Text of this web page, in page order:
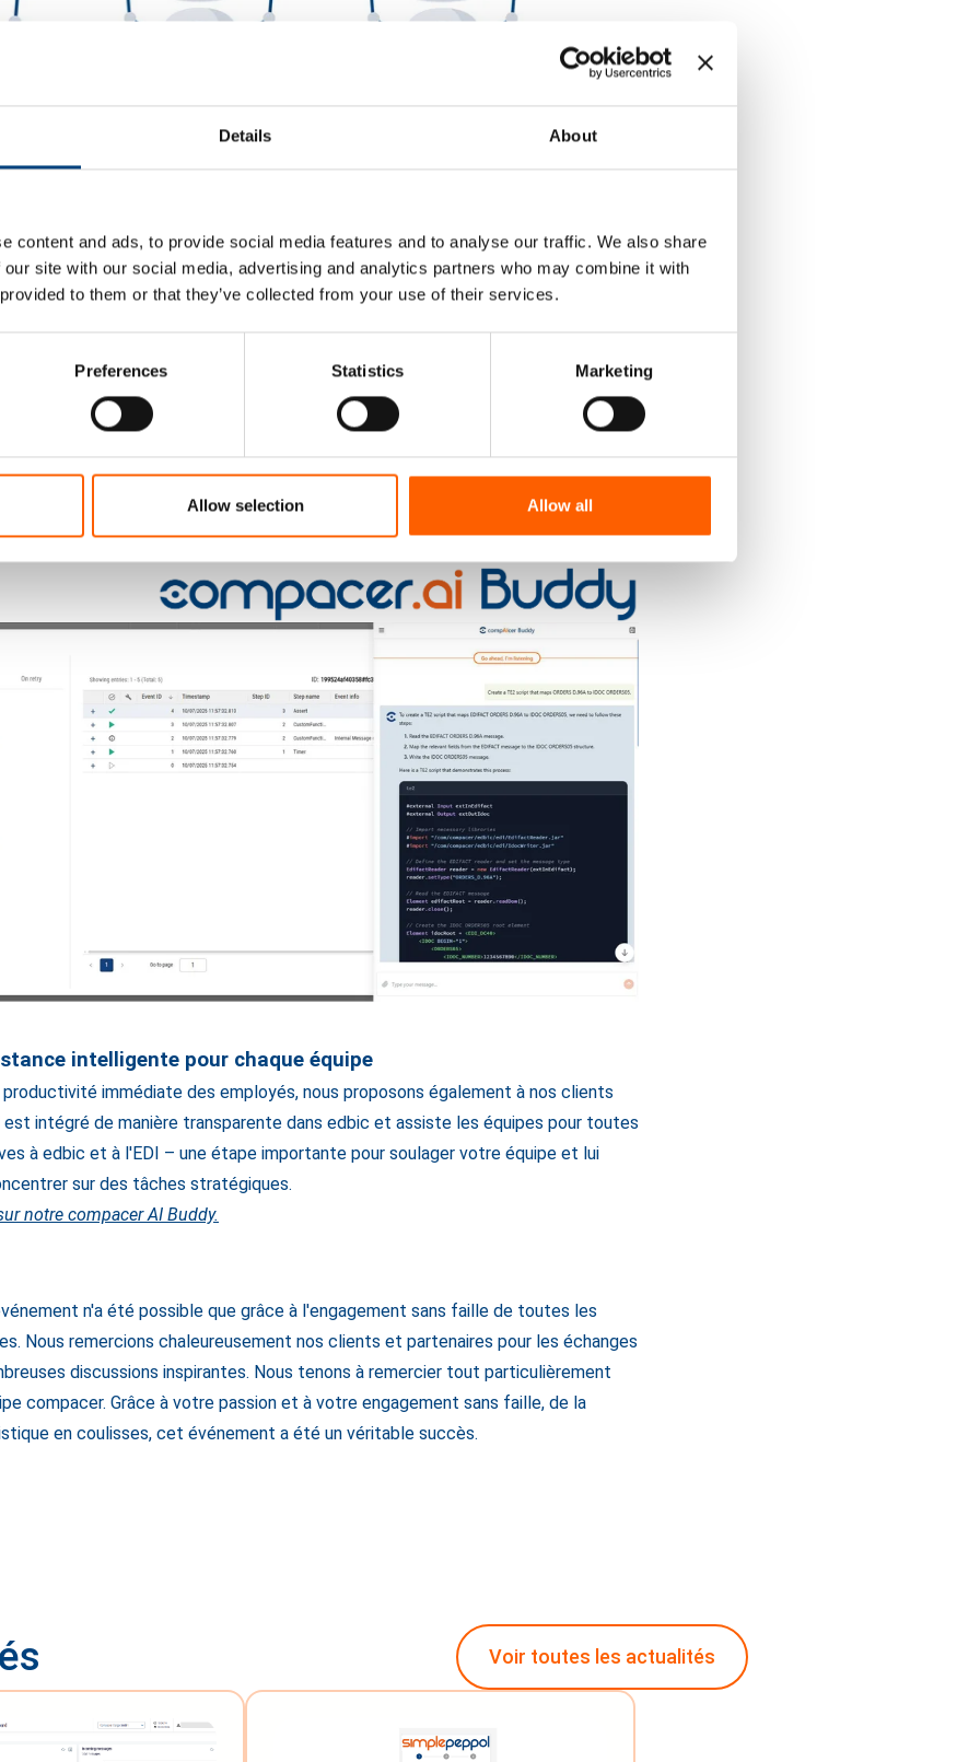
Details About
content and ads, to provide social media features and to analyse our traffic. We also share
site with our social media, advertising and analytics partners who may combine it with
to them or that they’ve collected from your use of their services.
Preferences Statistics Marketing
Allow selection Allow all
automatisée et communication proactive
IA compacer forment un écosystème intelligent et autonome. Ils sont capables
des processus commerciaux d'une entreprise 24 heures sur 24, de prendre des
le flux de travail et d'éliminer ainsi les étapes manuelles inefficaces et les
en résulte des économies de temps et d'argent tangibles, qui peuvent être
de manière transparente via le tableau de bord de l'agent.
intelligente pour chaque équipe
immédiate des employés, nous proposons également à nos clients
est intégré de manière transparente dans edbic et assiste les équipes pour toutes
à edbic et à l'EDI – une étape importante pour soulager votre équipe et lui
sur des tâches stratégiques.
notre compacer AI Buddy.
n'a été possible que grâce à l'engagement sans faille de toutes les
Nous remercions chaleureusement nos clients et partenaires pour les échanges
discussions inspirantes. Nous tenons à remercier tout particulièrement
compacer. Grâce à votre passion et à votre engagement sans faille, de la
en coulisses, cet événement a été un véritable succès.
Voir toutes les actualités